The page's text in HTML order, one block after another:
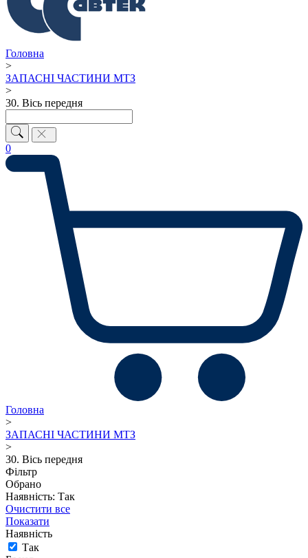
Головна
>
ЗАПАСНІ ЧАСТИНИ МТЗ
>
30. Вісь передня
0
Головна
>
ЗАПАСНІ ЧАСТИНИ МТЗ
>
30. Вісь передня
Фільтр
Обрано
Наявність: Так
Очистити все
Показати
Наявність
Так